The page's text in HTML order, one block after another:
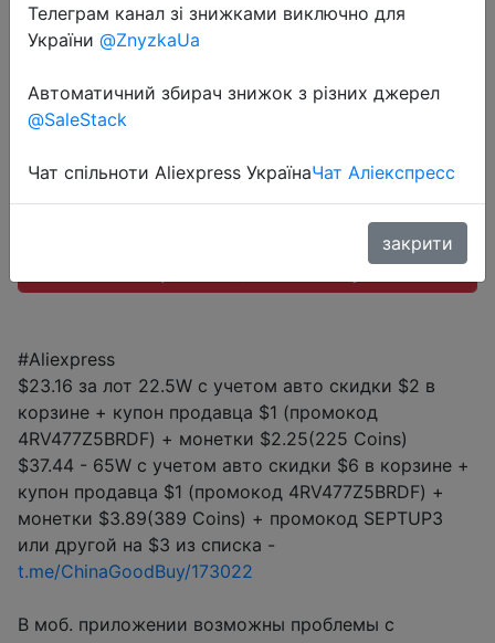
#Aliexpress
$23.16 за лот 22.5W с учетом авто скидки $2 в
корзине + купон продавца $1 (промокод
4RV477Z5BRDF) + монетки $2.25(225 Coins)
$37.44 - 65W с учетом авто скидки $6 в корзине +
купон продавца $1 (промокод 4RV477Z5BRDF) +
монетки $3.89(389 Coins) + промокод SEPTUP3
или другой на $3 из списка -
t.me/ChinaGoodBuy/173022
В моб. приложении возможны проблемы с
Телеграм канал зі знижками виключно для
України @ZnyzkaUa
Автоматичний збирач знижок з різних джерел
@SaleStack
Чат спільноти Aliexpress УкраїнаЧат Аліекспресс
закрити